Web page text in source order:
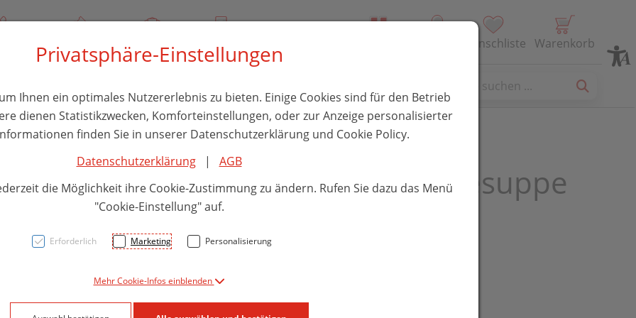
Über uns Rezept-Anfrage Service Wunschliste Warenkorb
Carissa Gemuesesuppe
Privatsphäre-Einstellungen
Ihnen ein optimales Nutzererlebnis zu bieten. Einige Cookies sind für den Betrieb
dienen Statistikzwecken, Komforteinstellungen, oder zur Anzeige personalisierter
finden Sie in unserer Datenschutzerklärung und Cookie Policy.
Datenschutzerklärung| AGB
die Möglichkeit ihre Cookie-Zustimmung zu ändern. Rufen Sie dazu das Menü
"Cookie-Einstellung" auf.
Erforderlich Marketing Personalisierung
Mehr Cookie-Infos einblenden